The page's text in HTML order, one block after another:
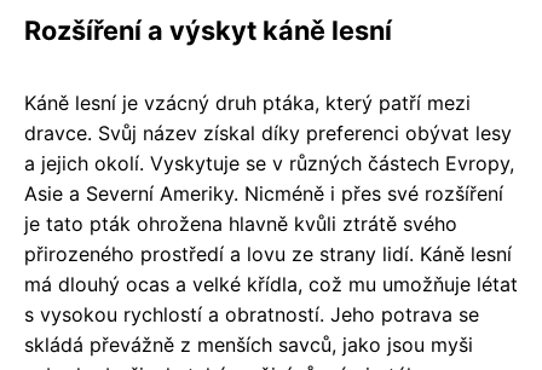
Rozšíření a výskyt káně lesní
Káně lesní je vzácný druh ptáka, který patří mezi
dravce. Svůj název získal díky preferenci obývat lesy
a jejich okolí. Vyskytuje se v různých částech Evropy,
Asie a Severní Ameriky. Nicméně i přes své rozšíření
je tato pták ohrožena hlavně kvůli ztrátě svého
přirozeného prostředí a lovu ze strany lidí. Káně lesní
má dlouhý ocas a velké křídla, což mu umožňuje létat
s vysokou rychlostí a obratností. Jeho potrava se
skládá převážně z menších savců, jako jsou myši